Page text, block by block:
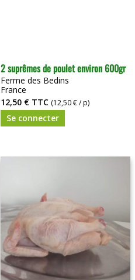
2 suprêmes de poulet environ 600gr
Ferme des Bedins
France
12,50 € TTC (12,50 € / p)
Se connecter